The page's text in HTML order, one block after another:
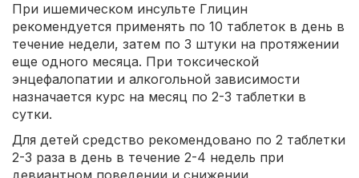
При ишемическом инсульте Глицин
рекомендуется применять по 10 таблеток в день в
течение недели, затем по 3 штуки на протяжении
еще одного месяца. При токсической
энцефалопатии и алкогольной зависимости
назначается курс на месяц по 2-3 таблетки в
сутки.
Для детей средство рекомендовано по 2 таблетки
2-3 раза в день в течение 2-4 недель при